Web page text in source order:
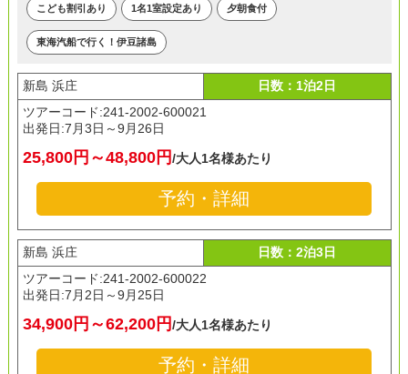
こども割引あり 1名1室設定あり 夕朝食付
東海汽船で行く！伊豆諸島
新島 浜庄
日数：1泊2日
ツアーコード:241-2002-600021
出発日:7月3日～9月26日
25,800円～48,800円/大人1名様あたり
予約・詳細
新島 浜庄
日数：2泊3日
ツアーコード:241-2002-600022
出発日:7月2日～9月25日
34,900円～62,200円/大人1名様あたり
予約・詳細